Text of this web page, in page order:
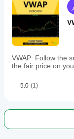
VWAP: Follow the
the fair price on
5.0 (1)